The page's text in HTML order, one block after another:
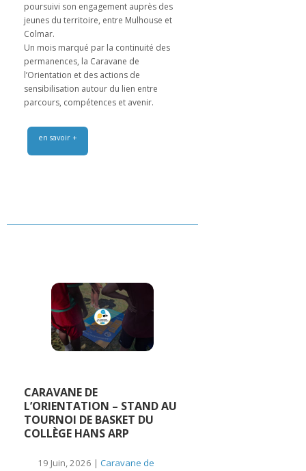
poursuivi son engagement auprès des
jeunes du territoire, entre Mulhouse et
Colmar.
Un mois marqué par la continuité des
permanences, la Caravane de
l’Orientation et des actions de
sensibilisation autour du lien entre
parcours, compétences et avenir.
en savoir +
CARAVANE DE
L’ORIENTATION – STAND AU
TOURNOI DE BASKET DU
COLLÈGE HANS ARP
19 Juin, 2026 | Caravane de